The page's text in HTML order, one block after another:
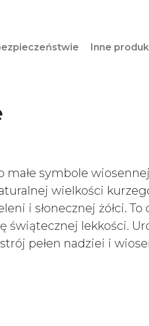
Inne
małe symbole
wielkości
i słonecznej żółci.
lekkości.
pełen nadziei i